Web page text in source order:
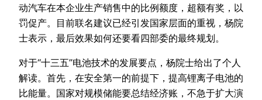
动汽车在本企业生产销售中的比例额度，超额有奖，以
罚促产。目前联名建议已经引发国家层面的重视，杨院
士表示，最后效果如何还要看四部委的最终规划。
对于“十三五”电池技术的发展要点，杨院士给出了个人
解读。首先，在安全第一的前提下，提高锂离子电池的
比能量。国家对规模储能要总结经济账，不急于扩大演